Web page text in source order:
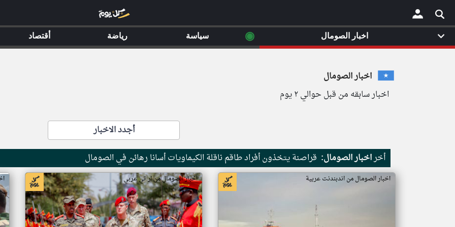
×
اخبار الصومال
اخبار سابقه من قبل حوالي ٢ يوم
أجدد الاخبار
أخراخبار الصومال: قراصنة يتخذون أفراد طاقم ناقلة الكيماويات أسانا رهائن في الصومال
اخبار الصومال من اندبندنت عربية اخبار الصومال من ار تي عربي
اخبار الصومال ◉ سياسة رياضة أقتصاد